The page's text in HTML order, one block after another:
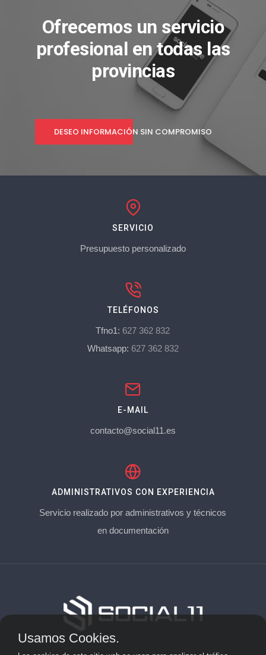
Ofrecemos un servicio
profesional en todas las
provincias
DESEO INFORMACIÓN SIN COMPROMISO
SERVICIO
Presupuesto personalizado
TELÉFONOS
Tfno1: 627 362 832
Whatsapp: 627 362 832
E-MAIL
contacto@social11.es
ADMINISTRATIVOS CON EXPERIENCIA
Servicio realizado por administrativos y técnicos
en documentación
Usamos Cookies.